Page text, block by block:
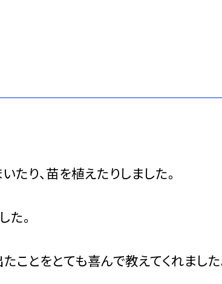
たり、苗を植えたりしました。
た。
ことをとても喜んで教えてくれました